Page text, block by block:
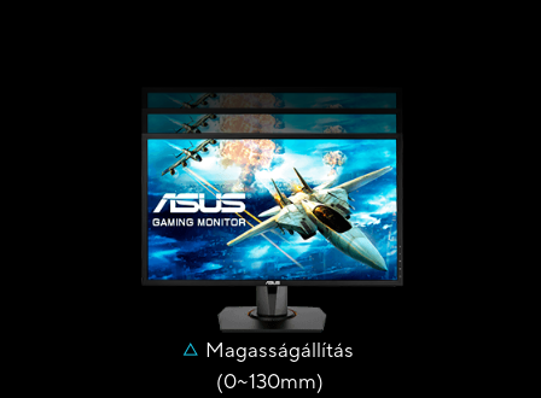
Magasságállítás
(0~130mm)